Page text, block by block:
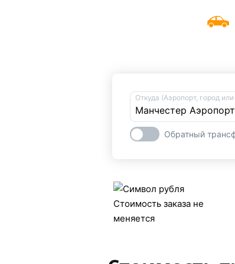
Откуда (Аэропорт, город или
Обратный
Стоимость заказа не
меняется